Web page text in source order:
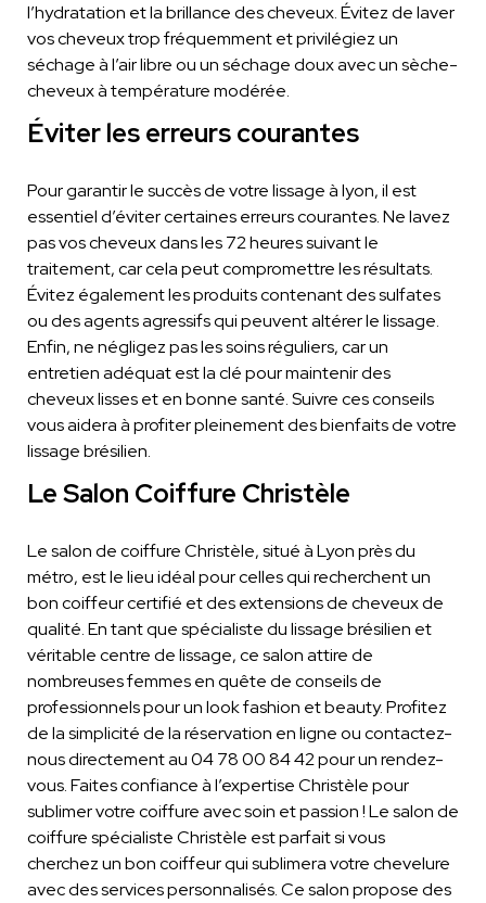
l’hydratation et la brillance des cheveux. Évitez de laver
vos cheveux trop fréquemment et privilégiez un
séchage à l’air libre ou un séchage doux avec un sèche-
cheveux à température modérée.
Éviter les erreurs courantes
Pour garantir le succès de votre lissage à lyon, il est
essentiel d’éviter certaines erreurs courantes. Ne lavez
pas vos cheveux dans les 72 heures suivant le
traitement, car cela peut compromettre les résultats.
Évitez également les produits contenant des sulfates
ou des agents agressifs qui peuvent altérer le lissage.
Enfin, ne négligez pas les soins réguliers, car un
entretien adéquat est la clé pour maintenir des
cheveux lisses et en bonne santé. Suivre ces conseils
vous aidera à profiter pleinement des bienfaits de votre
lissage brésilien.
Le Salon Coiffure Christèle
Le salon de coiffure Christèle, situé à Lyon près du
métro, est le lieu idéal pour celles qui recherchent un
bon coiffeur certifié et des extensions de cheveux de
qualité. En tant que spécialiste du lissage brésilien et
véritable centre de lissage, ce salon attire de
nombreuses femmes en quête de conseils de
professionnels pour un look fashion et beauty. Profitez
de la simplicité de la réservation en ligne ou contactez-
nous directement au 04 78 00 84 42 pour un rendez-
vous. Faites confiance à l’expertise Christèle pour
sublimer votre coiffure avec soin et passion ! Le salon de
coiffure spécialiste Christèle est parfait si vous
cherchez un bon coiffeur qui sublimera votre chevelure
avec des services personnalisés. Ce salon propose des